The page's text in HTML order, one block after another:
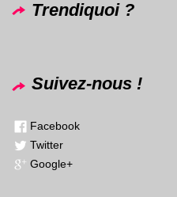
Trendiquoi ?
Suivez-nous !
Facebook
Twitter
Google+